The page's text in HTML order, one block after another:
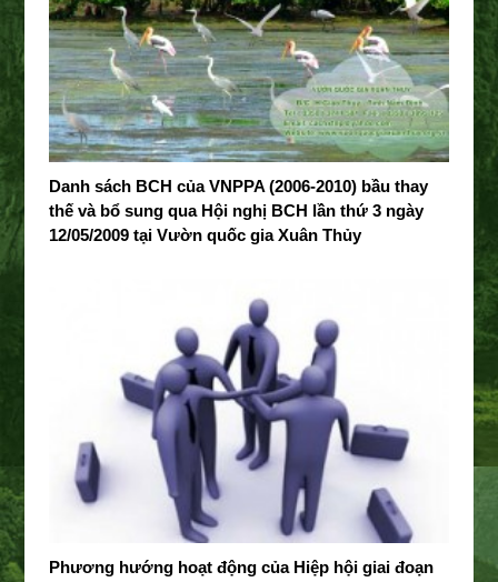
Danh sách BCH của VNPPA (2006-2010) bầu thay
thế và bổ sung qua Hội nghị BCH lần thứ 3 ngày
12/05/2009 tại Vườn quốc gia Xuân Thủy
Phương hướng hoạt động của Hiệp hội giai đoạn